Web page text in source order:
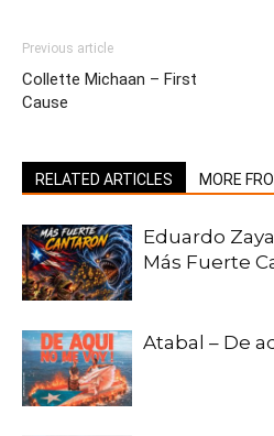
Previous article
Collette Michaan – First
Cause
RELATED ARTICLES MORE
Eduardo
Más Fuerte
Atabal – De